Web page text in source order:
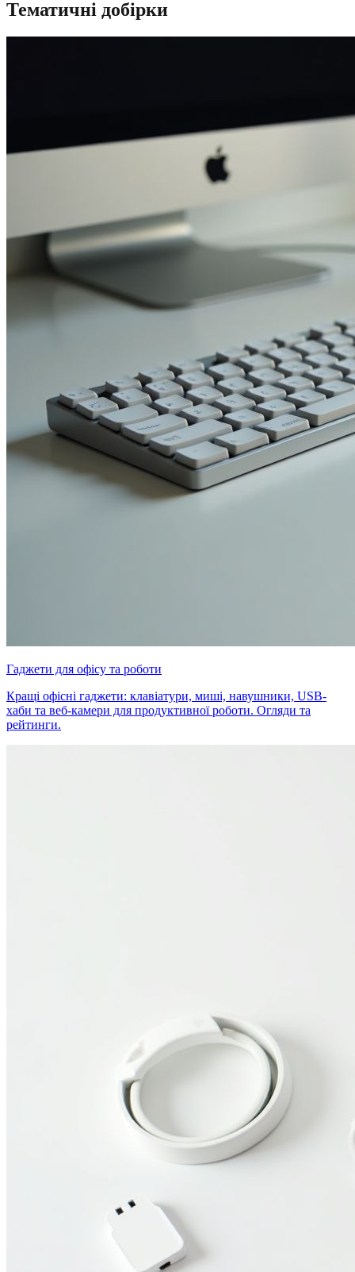
Тематичні добірки
Гаджети для офісу та роботи
Кращі офісні гаджети: клавіатури, миші, навушники, USB-
хаби та веб-камери для продуктивної роботи. Огляди та
рейтинги.